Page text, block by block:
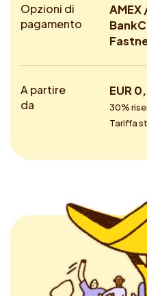
Opzioni di
pagamento
A partire
da
EUR
30%
Tariffa